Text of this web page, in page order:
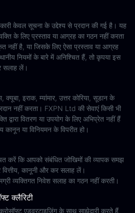
केवल सूचना के उद्देश्य से प्रदान की गई है। यह
के लिए प्रस्ताव या आग्रह का गठन नहीं करता
नहीं है, या जिसके लिए ऐसा प्रस्ताव या आग्रह
नियमों के बारे में अनिश्चित हैं, तो कृपया इस
सलाह लें।
इराक, म्यांमार, उत्तर कोरिया, सूडान के
नहीं करता। FXPN Ltd की सेवाएं किसी भी
द्वारा वितरण या उपयोग के लिए अभिप्रेत नहीं हैं
कानून या विनियमन के विपरीत हो।
करें कि आपको संबंधित जोखिमों की व्यापक समझ
कानूनी और कर सलाह लें।
व्यक्तिगत निवेश सलाह का गठन नहीं करती।
क्लैरिटी
एडवरटाइजिंग के साथ साझेदारी करते हैं